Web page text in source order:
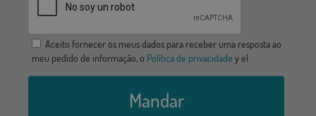
Aceito fornecer os meus dados para receber uma resposta ao
meu pedido de informação, o Política de privacidade y el
Mandar